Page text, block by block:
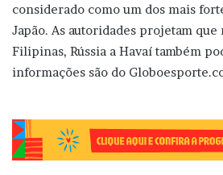
considerado como um dos mais
Japão. As autoridades projetam
Filipinas, Rússia a Havaí também
informações são do